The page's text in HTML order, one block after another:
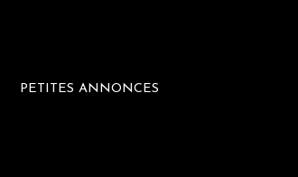
PETITES ANNONCES